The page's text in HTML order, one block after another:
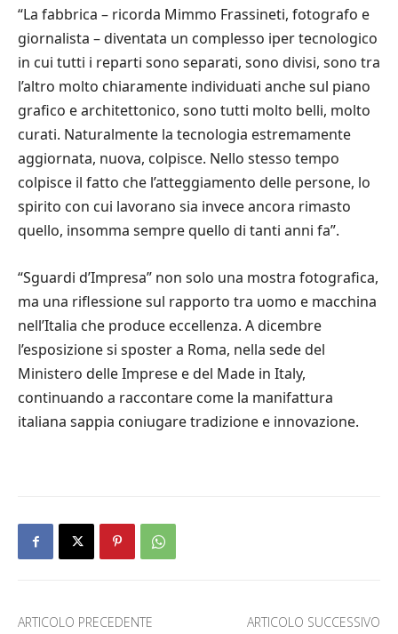
“La fabbrica – ricorda Mimmo Frassineti, fotografo e
giornalista – diventata un complesso iper tecnologico
in cui tutti i reparti sono separati, sono divisi, sono tra
l’altro molto chiaramente individuati anche sul piano
grafico e architettonico, sono tutti molto belli, molto
curati. Naturalmente la tecnologia estremamente
aggiornata, nuova, colpisce. Nello stesso tempo
colpisce il fatto che l’atteggiamento delle persone, lo
spirito con cui lavorano sia invece ancora rimasto
quello, insomma sempre quello di tanti anni fa”.
“Sguardi d’Impresa” non solo una mostra fotografica,
ma una riflessione sul rapporto tra uomo e macchina
nell’Italia che produce eccellenza. A dicembre
l’esposizione si sposter a Roma, nella sede del
Ministero delle Imprese e del Made in Italy,
continuando a raccontare come la manifattura
italiana sappia coniugare tradizione e innovazione.
ARTICOLO PRECEDENTE ARTICOLO SUCCESSIVO